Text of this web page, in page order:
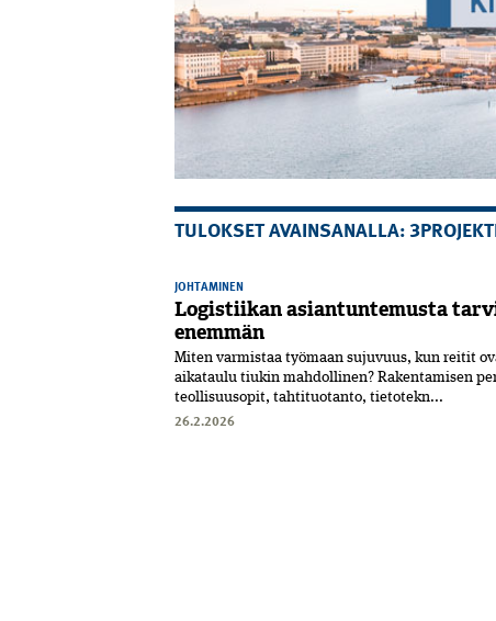
TULOKSET AVAINSANALLA:
JOHTAMINEN
Logistiikan asiantuntemusta
enemmän
Miten varmistaa työmaan sujuvuus, kun reitit
aikataulu tiukin mahdollinen? Rakentamisen
teollisuusopit, tahtituotanto, tietotekn...
26.2.2026